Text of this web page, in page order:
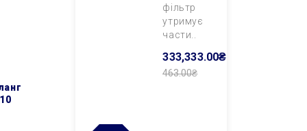
фільтр
утримує
части..
333,333.00₴
463.00₴